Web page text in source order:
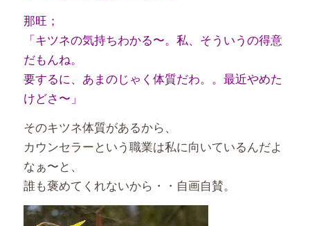
那旺；
「キツネの気持ちわかる〜。私、そういうの得意
だもんね。
要するに、あまのじゃく体質だわ。。最近やめた
けどさ〜」
そのキツネ体質があるから、
カウンセラーという職業は私に向いているんだよ
なぁ〜と、
誰も褒めてくれないから・・自画自賛。